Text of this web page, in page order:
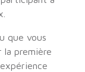
que vous
la première